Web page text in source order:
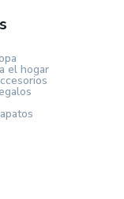
el hogar
y tamaños de tus
ideal para profesionalizar